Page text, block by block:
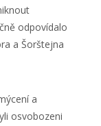
odpovídalo
a Šorštejna
a
osvobozeni